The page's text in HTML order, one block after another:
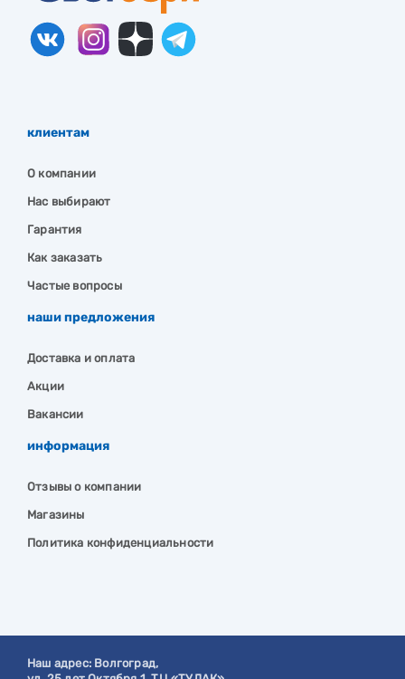
клиентам
О компании
Нас выбирают
Гарантия
Как заказать
Частые вопросы
наши предложения
Доставка и оплата
Акции
Вакансии
информация
Отзывы о компании
Магазины
Политика конфиденциальности
Наш адрес: Волгоград,